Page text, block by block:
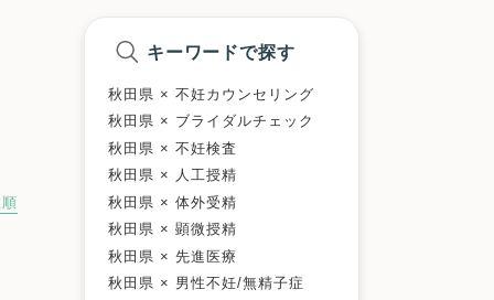
キーワードで探す
秋田県 × 不妊カウンセリング
秋田県 × ブライダルチェック
秋田県 × 不妊検査
秋田県 × 人工授精
秋田県 × 体外受精
秋田県 × 顕微授精
秋田県 × 先進医療
秋田県 × 男性不妊/無精子症